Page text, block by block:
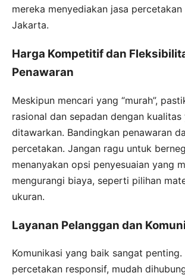
mereka menyediakan jasa
Jakarta.
Harga Kompetitif dan
Penawaran
Meskipun mencari yang “murah”,
rasional dan sepadan dengan kualitas
ditawarkan. Bandingkan penawaran
percetakan. Jangan ragu untuk
menanyakan opsi penyesuaian yang
mengurangi biaya, seperti pilihan
ukuran.
Layanan Pelanggan dan
Komunikasi yang baik sangat penting.
percetakan responsif, mudah